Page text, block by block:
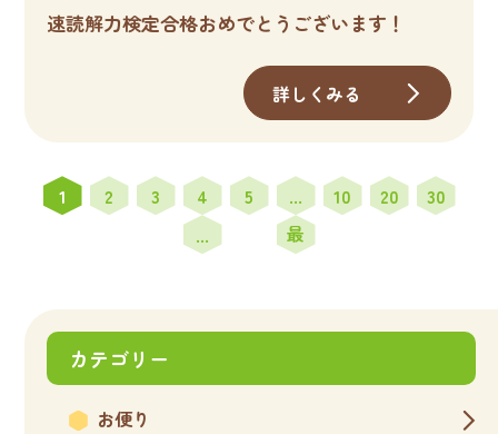
速読解力検定合格おめでとうございます！
詳しくみる
1 2 3 4 5 ... 10 20
30
...
最
カテゴリー
お便り